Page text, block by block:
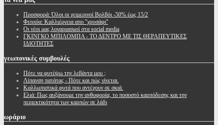
Προσφορά: Όλοι οι χειμερινοί Βολβόι -50% έως 15/2
Φειγιόα: Καλλιέργεια απο ''χρυσάφι''
Oι νέοι μας λογαριασμοί στα social media
ΓΚΙΝΓΚΟ ΜΠΙΛΟΜΠΑ - ΤΟ ΔΕΝΤΡΟ ΜΕ ΤΙΣ ΘΕΡΑΠΕΥΤΙΚΕΣ
ΙΔΙΟΤΗΤΕΣ
γεωπονικές συμβουλές
Πότε να φυτέψω την λεβάντα μου ;
Λίπανση πατάτας - Πότε και πώς γίνεται.
Καλλωπιστικά φυτά που αντέχουν σε σκιά.
Ελιά: Πως αυξάνουμε την ανθοφορία, το ποσοστό καρπόδεσης και την
περιεκτικότητα των καρπών σε λάδι
ωράριο